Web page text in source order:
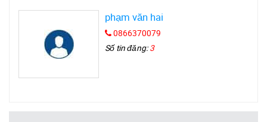
phạm văn hai
0866370079
Số tin đăng:3